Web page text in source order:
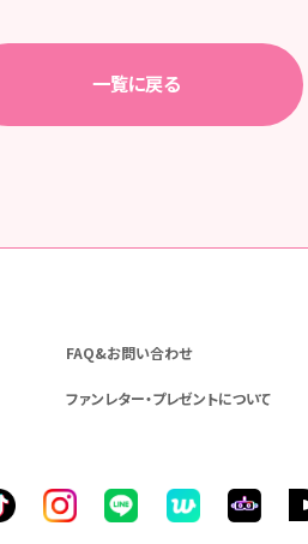
一覧に戻る
FAQ&お問い合わせ
ファンレター・プレゼントについて